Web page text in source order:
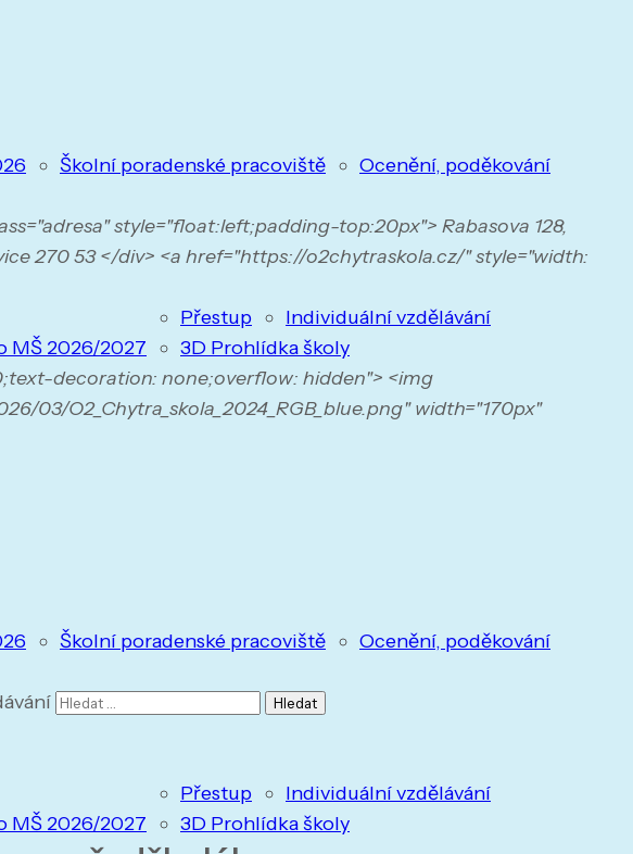
Školní poradenské pracoviště
Ocenění, poděkování
MŠ 2026/2027
Přestup
Individuální vzdělávání
3D Prohlídka školy
style="float:left;padding-top:20px"> Rabasova 128,
270 53 </div> <a href="https://o2chytraskola.cz/" style="width:
decoration: none;overflow: hidden"> <img
03/O2_Chytra_skola_2024_RGB_blue.png" width="170px"
Školní poradenské pracoviště
Ocenění, poděkování
MŠ 2026/2027
Přestup
Individuální vzdělávání
3D Prohlídka školy